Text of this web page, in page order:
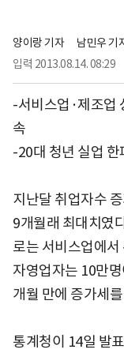
양이랑 기자
남민우 기
입력 2013.08.14. 08:29
-서비스업·제조업
속
-20대 청년 실업
지난달 취업자수
9개월래 최대치였
로는 서비스업에
자영업자는 10만
개월 만에 증가세
통계청이 14일 발